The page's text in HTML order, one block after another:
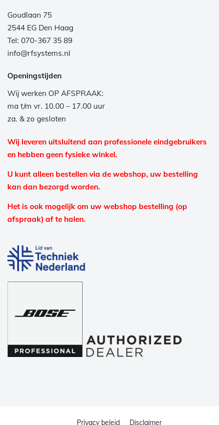
Goudlaan 75
2544 EG Den Haag
Tel: 070-367 35 89
info@rfsystems.nl
Openingstijden
Wij werken OP AFSPRAAK:
ma t/m vr. 10.00 – 17.00 uur
za. & zo gesloten
Wij leveren uitsluitend aan professionele eindgebruikers
en hebben geen fysieke winkel.
U kunt alleen bestellen via de webshop, uw bestelling
kan dan bezorgd worden.
Het is ook mogelijk om uw webshop bestelling (op
afspraak) af te halen.
Privacy beleid Disclaimer